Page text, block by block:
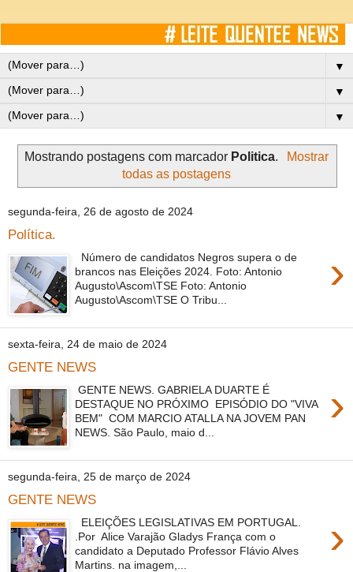
▼
▼
▼
Mostrando postagens com marcador Politica.
Mostrar
todas as postagens
segunda-feira, 26 de agosto de 2024
Política.
›
Número de candidatos Negros supera o de
brancos nas Eleições 2024. Foto: Antonio
Augusto\Ascom\TSE Foto: Antonio
Augusto\Ascom\TSE O Tribu...
sexta-feira, 24 de maio de 2024
GENTE NEWS
›
GENTE NEWS. GABRIELA DUARTE É
DESTAQUE NO PRÓXIMO EPISÓDIO DO "VIVA
BEM" COM MARCIO ATALLA NA JOVEM PAN
NEWS. São Paulo, maio d...
segunda-feira, 25 de março de 2024
GENTE NEWS
›
ELEIÇÕES LEGISLATIVAS EM PORTUGAL.
.Por Alice Varajão Gladys França com o
candidato a Deputado Professor Flávio Alves
Martins. na imagem,...